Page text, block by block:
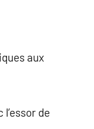
aux
de